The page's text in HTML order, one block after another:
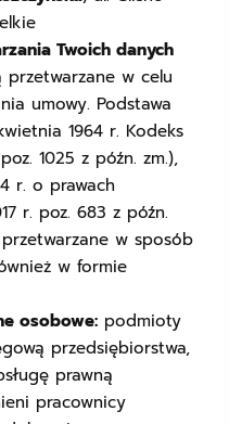
Twoich danych
przetwarzane w celu
umowy. Podstawa
1964 r. Kodeks
1025 z późn. zm.),
r. o prawach
r. poz. 683 z późn.
w sposób
w formie
osobowe: podmioty
przedsiębiorstwa,
prawną
pracownicy